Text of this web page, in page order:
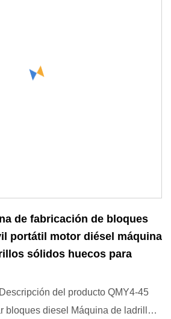
de fabricación de bloques
portátil motor diésel máquina
sólidos huecos para
del producto QMY4-45
bloques diesel Máquina de ladrillos